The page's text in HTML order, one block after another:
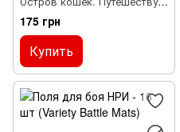
и рисуй
175 грн
Купить